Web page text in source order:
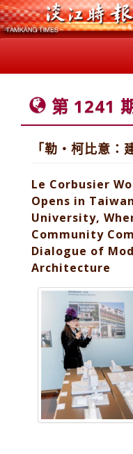
第 1241
「勒・柯比意：
Le Corbusier
Opens in
University,
Community
Dialogue of
Architecture